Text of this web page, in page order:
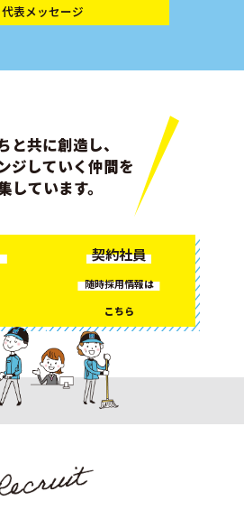
代表メッセージ
と共に創造し、
ジしていく仲間を
しています。
契約社員
随時採用情報は
こちら